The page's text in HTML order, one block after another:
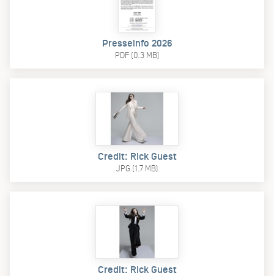
Presseinfo 2026
PDF (0.3 MB)
Credit: Rick Guest
JPG (1.7 MB)
Credit: Rick Guest